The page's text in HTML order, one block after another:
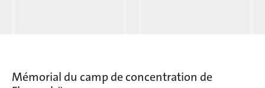
Mémorial du camp de concentration de